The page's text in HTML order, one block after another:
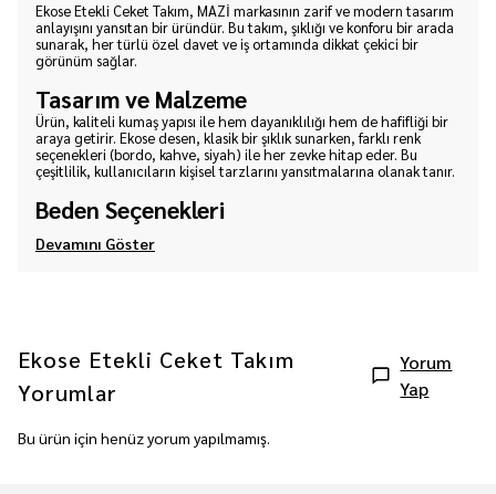
Ekose Etekli Ceket Takım, MAZİ markasının zarif ve modern tasarım
anlayışını yansıtan bir üründür. Bu takım, şıklığı ve konforu bir arada
sunarak, her türlü özel davet ve iş ortamında dikkat çekici bir
görünüm sağlar.
Tasarım ve Malzeme
Ürün, kaliteli kumaş yapısı ile hem dayanıklılığı hem de hafifliği bir
araya getirir. Ekose desen, klasik bir şıklık sunarken, farklı renk
seçenekleri (bordo, kahve, siyah) ile her zevke hitap eder. Bu
çeşitlilik, kullanıcıların kişisel tarzlarını yansıtmalarına olanak tanır.
Beden Seçenekleri
Devamını Göster
Ekose Etekli Ceket Takım
Yorumlar
Yorum
Yap
Bu ürün için henüz yorum yapılmamış.